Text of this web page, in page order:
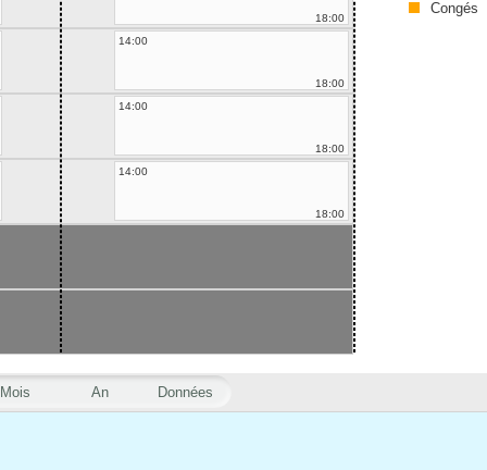
Mois An Données
18:00
14:00
18:00
14:00
18:00
14:00
18:00
Congés